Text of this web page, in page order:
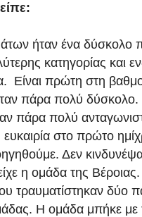
ήταν ένα δύσκολο
κατηγορίας και
Είναι πρώτη στη
ήταν πάρα πολύ
πάρα πολύ
ευκαιρία στο πρώτο
Δεν
η ομάδα της
τραυματίστηκαν δύο
Η ομάδα μπήκε με